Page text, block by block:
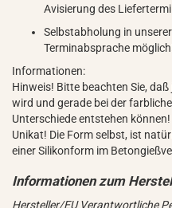
Avisierung des
Selbstabholung in
Terminabsprache
Informationen:
Hinweis! Bitte beachten Sie,
wird und gerade bei der
Unterschiede entstehen
Unikat! Die Form selbst, ist
einer Silikonform im
Hersteller/EU Verantwortliche